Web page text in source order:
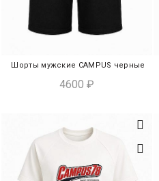
ЭКСПРЕСС-ПОКУПКА
Шорты мужские CAMPUS черные
4600 ₽